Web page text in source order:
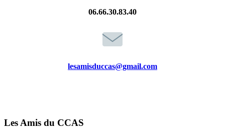
06.66.30.83.40
lesamisduccas@gmail.com
Les Amis du CCAS